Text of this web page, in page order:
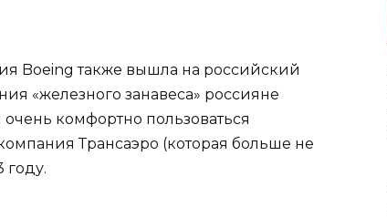
Boeing также вышла на российский
«железного занавеса» россияне
комфортно пользоваться
Трансаэро (которая больше не
году.